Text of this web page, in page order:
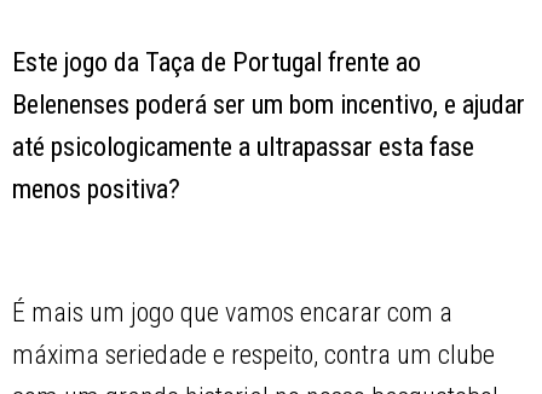
Este jogo da Taça de Portugal frente ao
Belenenses poderá ser um bom incentivo, e ajudar
até psicologicamente a ultrapassar esta fase
menos positiva?
É mais um jogo que vamos encarar com a
máxima seriedade e respeito, contra um clube